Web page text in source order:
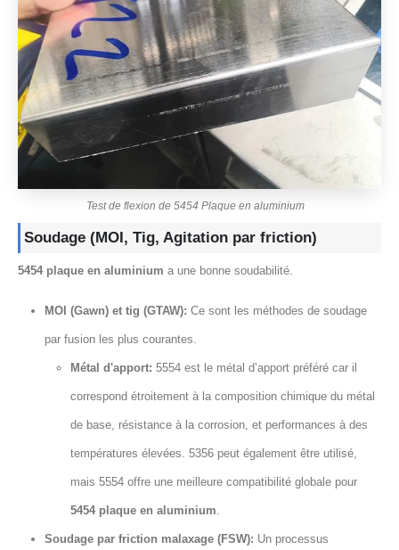
Test de flexion de 5454 Plaque en aluminium
Soudage (MOI, Tig, Agitation par friction)
5454 plaque en aluminium a une bonne soudabilité.
MOI (Gawn) et tig (GTAW): Ce sont les méthodes de soudage
par fusion les plus courantes.
Métal d'apport: 5554 est le métal d’apport préféré car il
correspond étroitement à la composition chimique du métal
de base, résistance à la corrosion, et performances à des
températures élevées. 5356 peut également être utilisé,
mais 5554 offre une meilleure compatibilité globale pour
5454 plaque en aluminium
Soudage par friction malaxage (FSW): Un processus